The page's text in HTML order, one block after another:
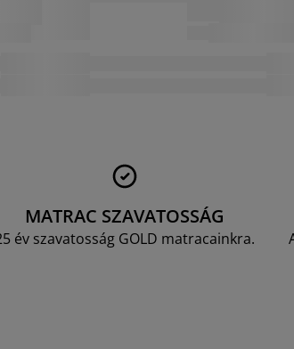
MATRAC SZAVATOSSÁG
év szavatosság GOLD matracainkra.